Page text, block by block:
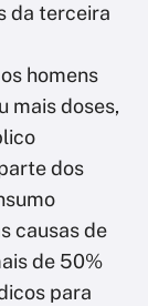
da terceira
homens
mais doses,
dos
causas de
de 50%
para